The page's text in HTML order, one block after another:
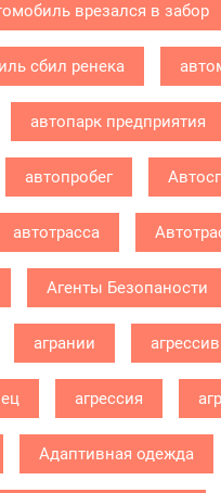
врезался в забор
сбил ренека
автопарк предприятия
автопробег
автотрасса
Агенты Безопаности
агрании
агрессия
Адаптивная одежда